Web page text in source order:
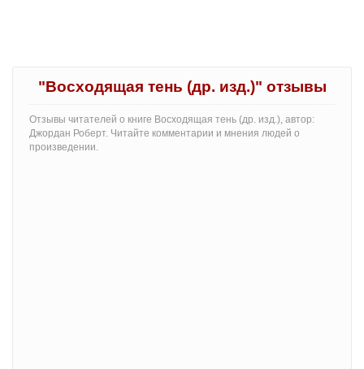
"Восходящая тень (др. изд.)" отзывы
Отзывы читателей о книге Восходящая тень (др. изд.), автор:
Джордан Роберт. Читайте комментарии и мнения людей о
произведении.